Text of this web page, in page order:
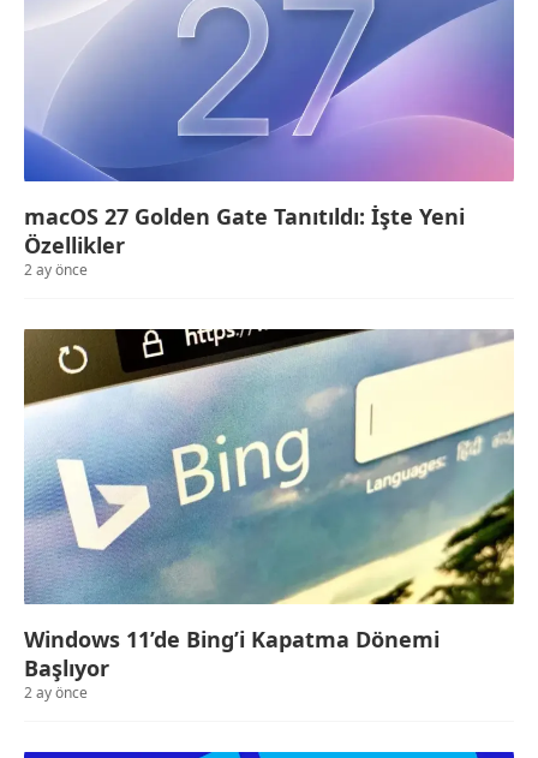
macOS 27 Golden Gate Tanıtıldı: İşte Yeni
Özellikler
2 ay önce
Windows 11’de Bing’i Kapatma Dönemi
Başlıyor
2 ay önce